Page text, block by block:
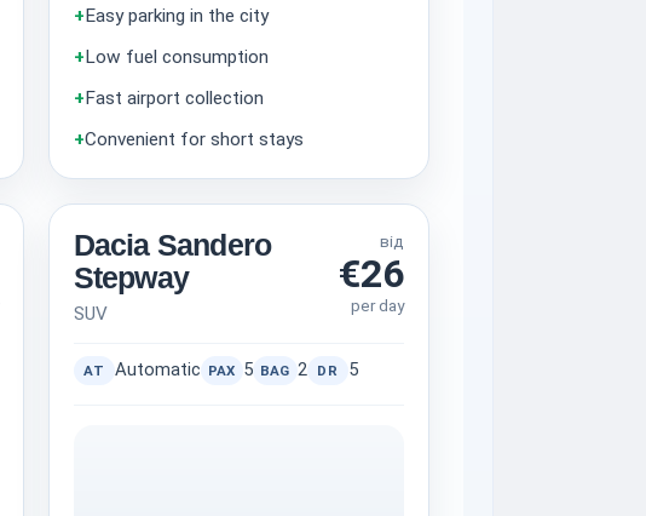
+Easy parking in the city
+Low fuel consumption
+Fast airport collection
+Convenient for short stays
Dacia Sandero
Stepway
SUV
від
€26
per day
AT Automatic PAX 5 BAG 2 DR 5